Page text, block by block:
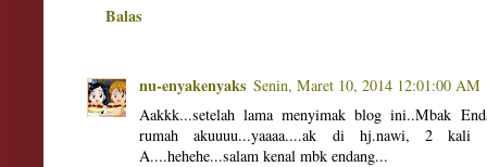
Balas
nu-enyakenyaks Senin, Maret 10, 2014 12:01:00 AM
Aakkk...setelah lama menyimak blog ini..Mbak
rumah akuuuu...yaaaa....ak di hj.nawi, 2
A....hehehe...salam kenal mbk endang...